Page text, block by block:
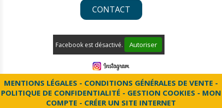
CONTACT
Facebook est désactivé. Autoriser
MENTIONS LÉGALES
CONDITIONS GÉNÉRALES DE VENTE
POLITIQUE DE CONFIDENTIALITÉ
GESTION COOKIES
MON
COMPTE
CRÉER UN SITE INTERNET